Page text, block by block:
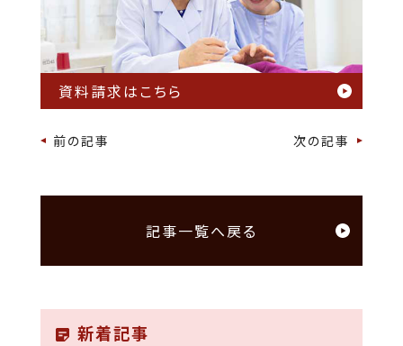
資料請求はこちら
前の記事 次の記事
記事一覧へ戻る
新着記事